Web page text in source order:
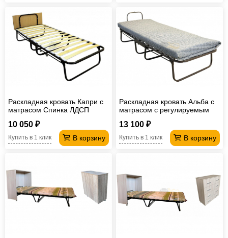
Раскладная кровать Капри с
матрасом Спинка ЛДСП
10 050 ₽
В корзину
Купить в 1 клик
Раскладная кровать Альба с
матрасом с регулируемым
13 100 ₽
В корзину
Купить в 1 клик